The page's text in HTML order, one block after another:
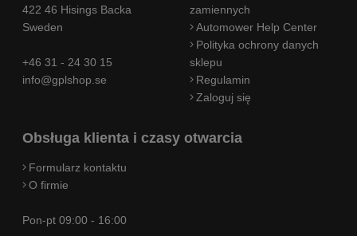
422 46 Hisings Backa
Sweden
+46 31 - 24 30 15
info@gplshop.se
zamiennych
Automower Help Center
Polityka ochrony danych
sklepu
Regulamin
Zaloguj się
Obsługa klienta i czasy otwarcia
Formularz kontaktu
O firmie
Pon-pt 09:00 - 16:00